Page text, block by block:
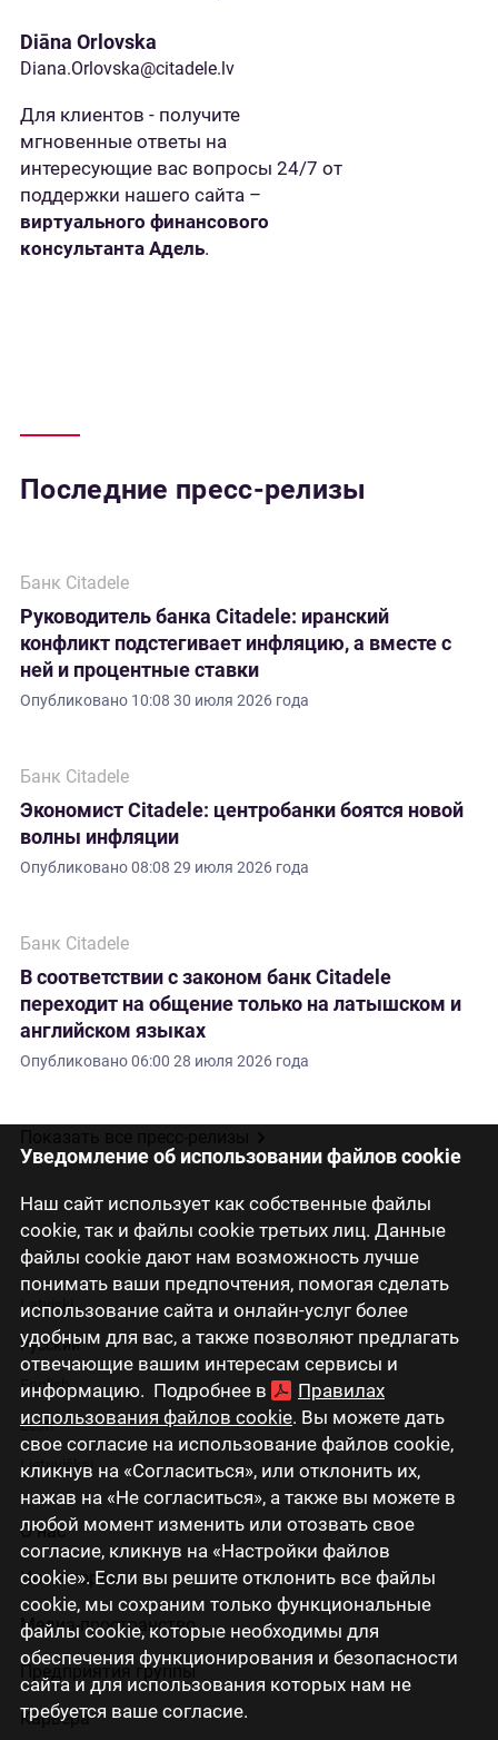
Уведомление об использовании файлов cookie
Наш сайт использует как собственные файлы
cookie, так и файлы cookie третьих лиц. Данные
файлы cookie дают нам возможность лучше
понимать ваши предпочтения, помогая сделать
использование сайта и онлайн-услуг более
удобным для вас, а также позволяют предлагать
отвечающие вашим интересам сервисы и
информацию. Подробнее в
Правилах
использования файлов cookie. Вы можете дать
свое согласие на использование файлов cookie,
кликнув на «Согласиться», или отклонить их,
нажав на «Не согласиться», а также вы можете в
любой момент изменить или отозвать свое
согласие, кликнув на «Настройки файлов
cookie». Если вы решите отклонить все файлы
cookie, мы сохраним только функциональные
файлы cookie, которые необходимы для
обеспечения функционирования и безопасности
сайта и для использования которых нам не
требуется ваше согласие.
Diāna Orlovska
Diana.Orlovska@citadele.lv
Для клиентов - получите
мгновенные ответы на
интересующие вас вопросы 24/7 от
поддержки нашего сайта –
виртуального финансового
консультанта Адель.
Последние пресс-релизы
Банк Citadele
Руководитель банка Citadele: иранский
конфликт подстегивает инфляцию, а вместе с
ней и процентные ставки
Опубликовано 10:08 30 июля 2026 года
Банк Citadele
Экономист Citadele: центробанки боятся новой
волны инфляции
Опубликовано08:08 29 июля 2026 года
Банк Citadele
В соответствии с законом банк Citadele
переходит на общение только на латышском и
английском языках
Опубликовано06:00 28 июля 2026 года
Latviski
Русский
English
Eesti
Lietuviškai
О нас
Инвесторам
Медиа-пространство
Предприятия группы
Карьера